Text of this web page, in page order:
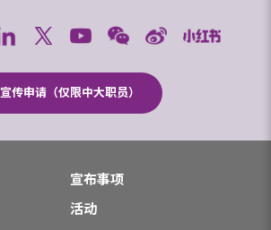
宣传申请（仅限中大职员）
宣布事项
活动